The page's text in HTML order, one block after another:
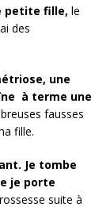
petite fille, le
des
une
à terme une
fausses
fille.
Je tombe
je porte
suite à